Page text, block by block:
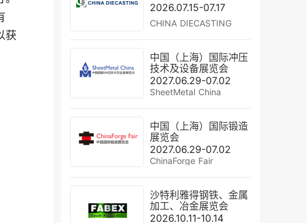
获
2026.07.15-07.17
CHINA DIECASTING
中国（上海）国际冲压
技术及设备展览会
2027.06.29-07.02
SheetMetal China
中国（上海）国际锻造
展览会
2027.06.29-07.02
ChinaForge Fair
沙特利雅得钢铁、金属
加工、冶金展览会
2026.10.11-10.14